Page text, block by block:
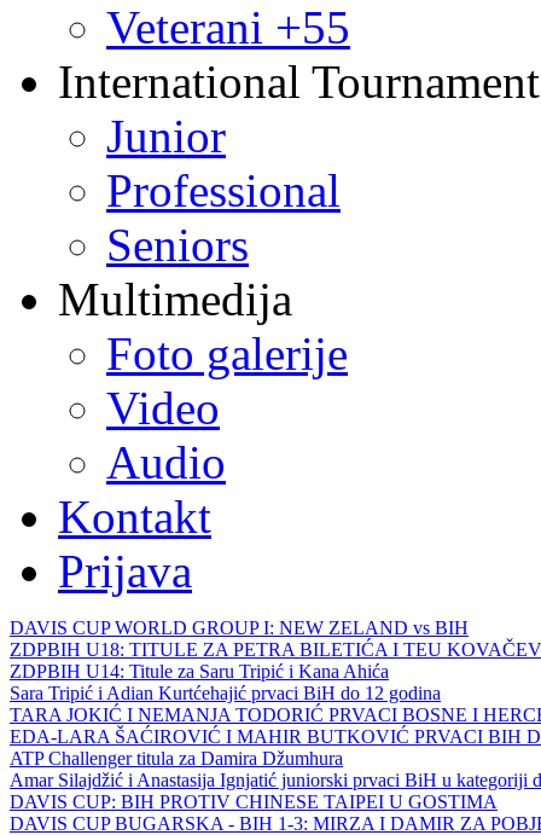
Veterani +55
International
Junior
Professional
Seniors
Multimedija
Foto galerije
Video
Audio
Kontakt
Prijava
DAVIS CUP WORLD GROUP I: NEW ZELAND vs BIH
ZDPBIH U18: TITULE ZA PETRA BILETIĆA I TEU
ZDPBIH U14: Titule za Saru Tripić i Kana Ahića
Sara Tripić i Adian Kurtćehajić prvaci BiH do 12 godina
TARA JOKIĆ I NEMANJA TODORIĆ PRVACI BOSNE I
EDA-LARA ŠAĆIROVIĆ I MAHIR BUTKOVIĆ PRVACI BIH
ATP Challenger titula za Damira Džumhura
Amar Silajdžić i Anastasija Ignjatić juniorski prvaci BiH u kategoriji
DAVIS CUP: BIH PROTIV CHINESE TAIPEI U GOSTIMA
DAVIS CUP BUGARSKA - BIH 1-3: MIRZA I DAMIR ZA